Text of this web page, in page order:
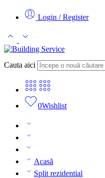
Login / Register
Cauta aici
0Wishlist
Acasă
Split rezidential